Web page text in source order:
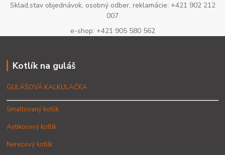
Sklad,stav objednávok, osobný odber, reklamácie: +421 902 212
007
e-shop: +421 905 580 562
Kotlík na guláš
GULÁŠOVÁ KALKULAČKA
Smaltovaný kotlík
Antikorový kotlík
Nerezový kotlík